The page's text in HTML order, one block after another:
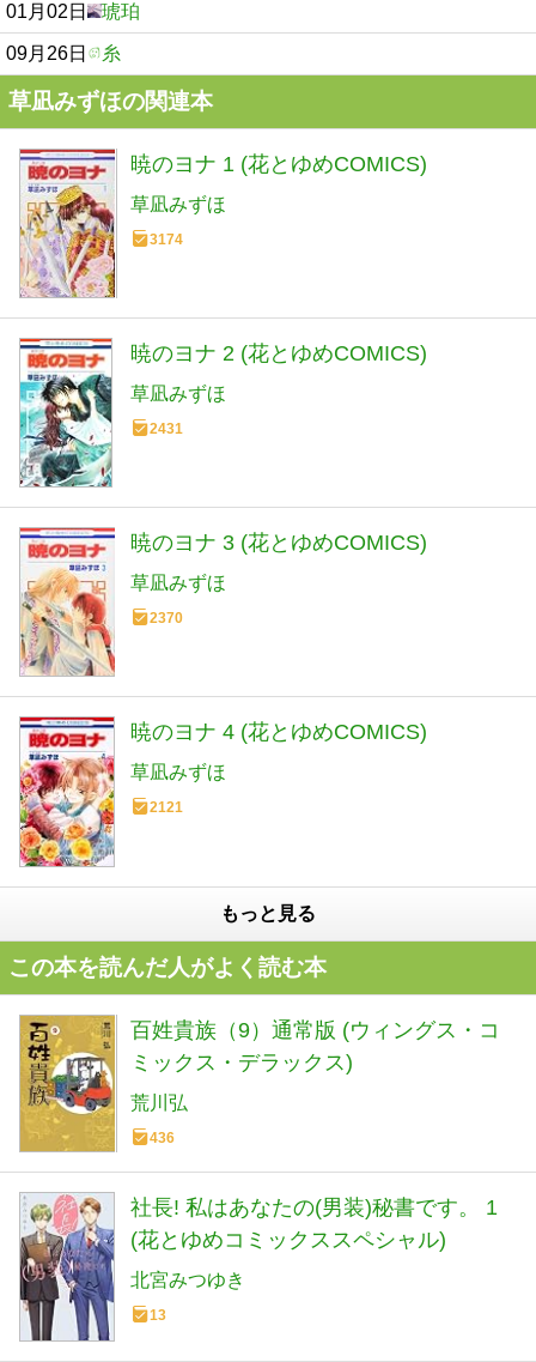
01月02日 琥珀
09月26日 糸
草凪みずほの関連本
暁のヨナ 1 (花とゆめCOMICS)
草凪みずほ
3174
暁のヨナ 2 (花とゆめCOMICS)
草凪みずほ
2431
暁のヨナ 3 (花とゆめCOMICS)
草凪みずほ
2370
暁のヨナ 4 (花とゆめCOMICS)
草凪みずほ
2121
もっと見る
この本を読んだ人がよく読む本
百姓貴族（9）通常版 (ウィングス・コ
ミックス・デラックス)
荒川弘
436
社長! 私はあなたの(男装)秘書です。 1
(花とゆめコミックススペシャル)
北宮みつゆき
13